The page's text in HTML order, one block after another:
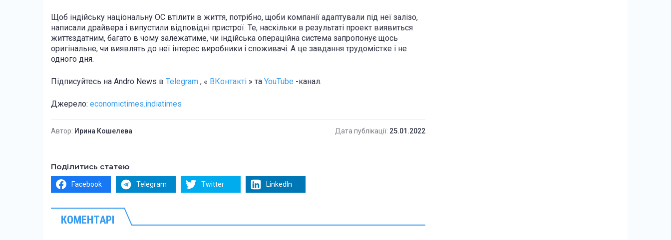
Щоб індійську національну ОС втілити в життя, потрібно, щоби компанії адаптували під неї залізо,
написали драйвера і випустили відповідні пристрої. Те, наскільки в результаті проект виявиться
життєздатним, багато в чому залежатиме, чи індійська операційна система запропонує щось
оригінальне, чи виявлять до неї інтерес виробники і споживачі. А це завдання трудомістке і не
одного дня.
Підписуйтесь на Andro News в Telegram , « ВКонтакті » та YouTube -канал.
Джерело: economictimes.indiatimes
Автор: Ирина Кошелева Дата публікації: 25.01.2022
Поділитись статею
Facebook Telegram Twitter LinkedIn
КОМЕНТАРІ